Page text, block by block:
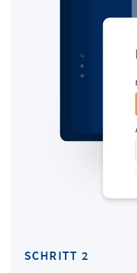
SCHRITT 2